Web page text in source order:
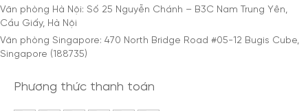
Văn phòng Hà Nội: Số 25 Nguyễn Chánh – B3C Nam Trung Yên,
Cầu Giấy, Hà Nội
Văn phòng Singapore: 470 North Bridge Road #05-12 Bugis Cube,
Singapore (188735)
Phương thức thanh toán